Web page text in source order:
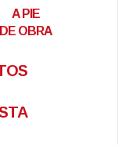
A PIE
DE OBRA